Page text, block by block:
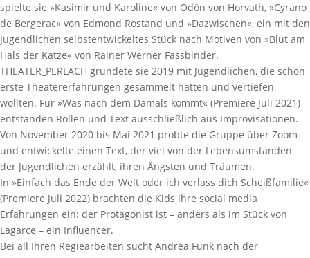
spielte sie »Kasimir und Karoline« von Ödön von Horvath, »Cyrano
de Bergerac« von Edmond Rostand und »Dazwischen«, ein mit den
Jugendlichen selbstentwickeltes Stück nach Motiven von »Blut am
Hals der Katze« von Rainer Werner Fassbinder.
THEATER_PERLACH gründete sie 2019 mit Jugendlichen, die schon
erste Theatererfahrungen gesammelt hatten und vertiefen
wollten. Für »Was nach dem Damals kommt« (Premiere Juli 2021)
entstanden Rollen und Text ausschließlich aus Improvisationen.
Von November 2020 bis Mai 2021 probte die Gruppe über Zoom
und entwickelte einen Text, der viel von der Lebensumständen
der Jugendlichen erzählt, ihren Ängsten und Träumen.
In »Einfach das Ende der Welt oder ich verlass dich Scheißfamilie«
(Premiere Juli 2022) brachten die Kids ihre social media
Erfahrungen ein: der Protagonist ist – anders als im Stück von
Lagarce – ein Influencer.
Bei all Ihren Regiearbeiten sucht Andrea Funk nach der